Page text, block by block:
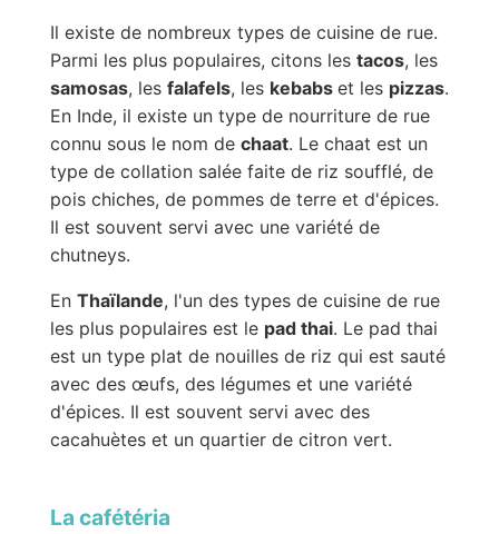
Il existe de nombreux types de cuisine de rue.
Parmi les plus populaires, citons les tacos, les
samosas, les falafels, les kebabs et les pizzas.
En Inde, il existe un type de nourriture de rue
connu sous le nom de chaat. Le chaat est un
type de collation salée faite de riz soufflé, de
pois chiches, de pommes de terre et d'épices.
Il est souvent servi avec une variété de
chutneys.
En Thaïlande, l'un des types de cuisine de rue
les plus populaires est le pad thai. Le pad thai
est un type plat de nouilles de riz qui est sauté
avec des œufs, des légumes et une variété
d'épices. Il est souvent servi avec des
cacahuètes et un quartier de citron vert.
La cafétéria